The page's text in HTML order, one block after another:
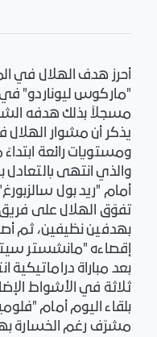
أحرز هدف الهلال في
مسجلاً بذلك هدفه
يذكر أن مشوار الهلال
ومستويات رائعة
والذي انتهى بالتعادل
أمام "ريد بول
تفوّق الهلال على
بهدفين نظيفين، ثم
بعد مباراة دراماتيكية
ثلاثة في الأشواط
بلقاء اليوم أمام
مشرّف رغم الخسارة